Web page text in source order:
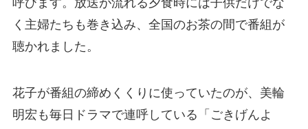
呼びます。放送が流れる夕食時には子供だけでな
く主婦たちも巻き込み、全国のお茶の間で番組が
聴かれました。
花子が番組の締めくくりに使っていたのが、美輪
明宏も毎日ドラマで連呼している「ごきげんよ